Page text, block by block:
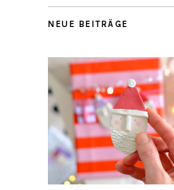
NEUE BEITRÄGE